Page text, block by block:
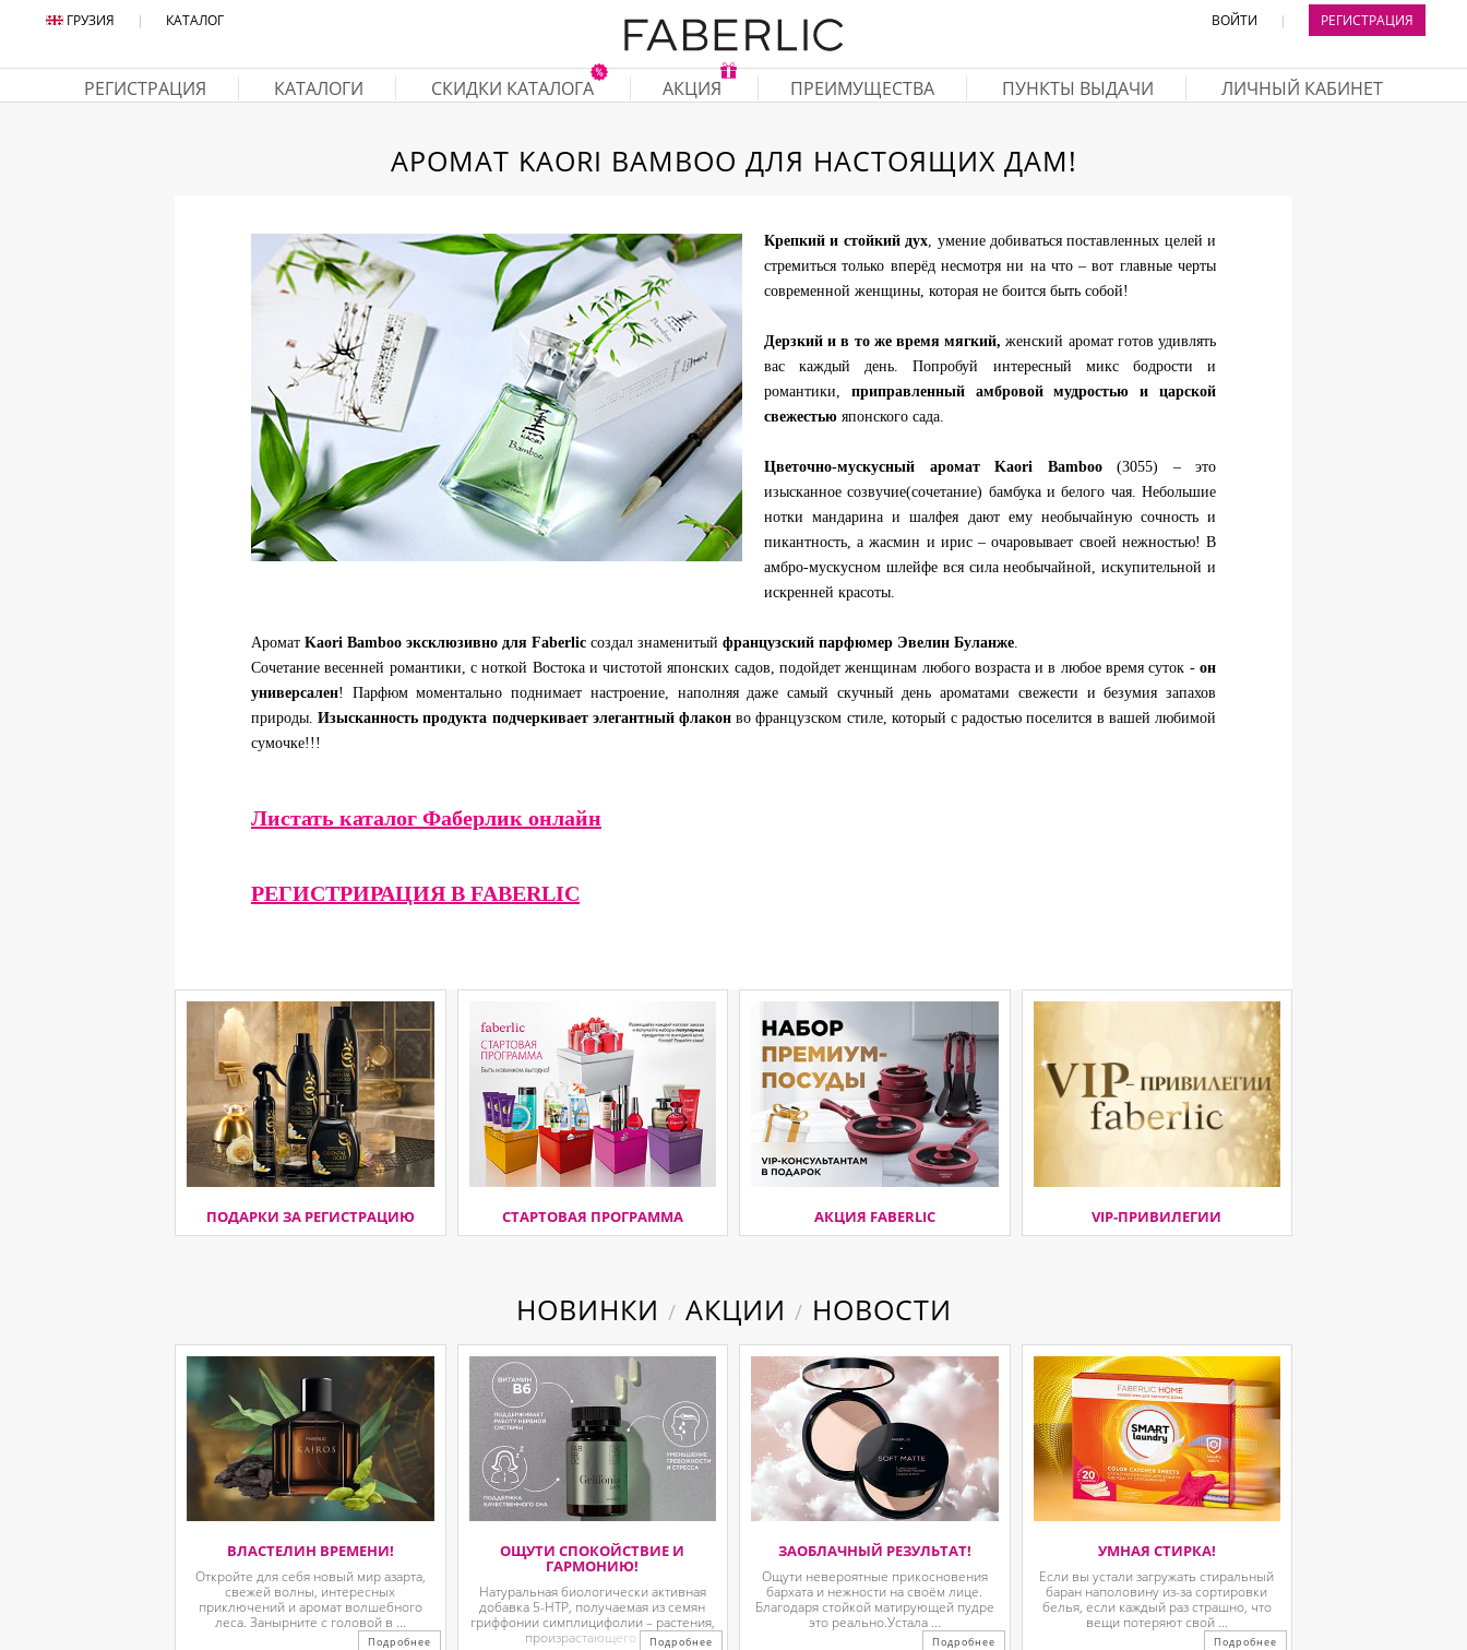
ГРУЗИЯ | КАТАЛОГ ВОЙТИ | РЕГИСТРАЦИЯ
РЕГИСТРАЦИЯ КАТАЛОГИ СКИДКИ КАТАЛОГА АКЦИЯ ПРЕИМУЩЕСТВА ПУНКТЫ ВЫДАЧИ ЛИЧНЫЙ КАБИНЕТ
АРОМАТ KAORI BAMBOO ДЛЯ НАСТОЯЩИХ ДАМ!
Крепкий и стойкий дух, умение добиваться поставленных целей и
стремиться только вперёд несмотря ни на что – вот главные черты
современной женщины, которая не боится быть собой!
Дерзкий и в то же время мягкий, женский аромат готов удивлять
вас каждый день. Попробуй интересный микс бодрости и
романтики, приправленный амбровой мудростью и царской
свежестью японского сада.
Цветочно-мускусный аромат Kaori Bamboo(3055) – это
изысканное созвучие(сочетание) бамбука и белого чая. Небольшие
нотки мандарина и шалфея дают ему необычайную сочность и
пикантность, а жасмин и ирис – очаровывает своей нежностью! В
амбро-мускусном шлейфе вся сила необычайной, искупительной и
искренней красоты.
Аромат Kaori Bamboo эксклюзивно для Faberlic создал знаменитый французский парфюмер Эвелин Буланже.
Сочетание весенней романтики, с ноткой Востока и чистотой японских садов, подойдет женщинам любого возраста и в любое время суток - он
универсален! Парфюм моментально поднимает настроение, наполняя даже самый скучный день ароматами свежести и безумия запахов
природы.Изысканность продукта подчеркивает элегантный флакон во французском стиле, который с радостью поселится в вашей любимой
сумочке!!!
Листать каталог Фаберлик онлайн
РЕГИСТРИРАЦИЯ В FABERLIC
ПОДАРКИ ЗА РЕГИСТРАЦИЮ СТАРТОВАЯ ПРОГРАММА АКЦИЯ FABERLIC VIP-ПРИВИЛЕГИИ
НОВИНКИ / АКЦИИ / НОВОСТИ
ВЛАСТЕЛИН ВРЕМЕНИ!
Откройте для себя новый мир азарта,
свежей волны, интересных
приключений и аромат волшебного
леса. Занырните с головой в ...
Подробнее
ОЩУТИ СПОКОЙСТВИЕ И
ГАРМОНИЮ!
Натуральная биологически активная
добавка 5-HTP, получаемая из семян
гриффонии симплицифолии – растения,
произрастающего в ...Подробнее
ЗАОБЛАЧНЫЙ РЕЗУЛЬТАТ!
Ощути невероятные прикосновения
бархата и нежности на своём лице.
Благодаря стойкой матирующей пудре
это реально.Устала ...
Подробнее
УМНАЯ СТИРКА!
Если вы устали загружать стиральный
баран наполовину из-за сортировки
белья, если каждый раз страшно, что
вещи потеряют свой ...
Подробнее